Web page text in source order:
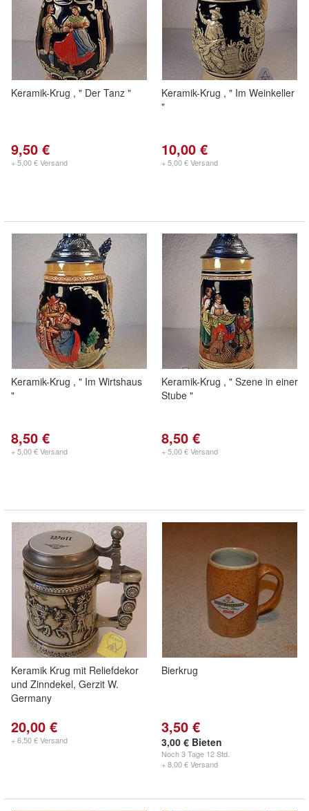
Keramik-Krug , " Der Tanz "
9,50 €
+ 5,00 € Versand
Keramik-Krug , " Im Weinkeller
"
10,00 €
+ 5,00 € Versand
Keramik-Krug , " Im Wirtshaus
"
8,50 €
+ 5,00 € Versand
Keramik-Krug , " Szene in einer
Stube "
8,50 €
+ 5,00 € Versand
Keramik Krug mit Reliefdekor
und Zinndekel, Gerzit W.
Germany
20,00 €
+ 6,50 € Versand
Bierkrug
3,50 €
3,00 € Bieten
Noch3 Tage 12 Std.
+ 8,00 € Versand